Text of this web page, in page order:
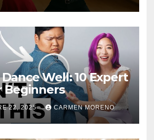
Well: 10 Expert
Beginners
22, 2025 CARMEN MORENO